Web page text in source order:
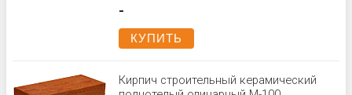
-
КУПИТЬ
Кирпич строительный керамический